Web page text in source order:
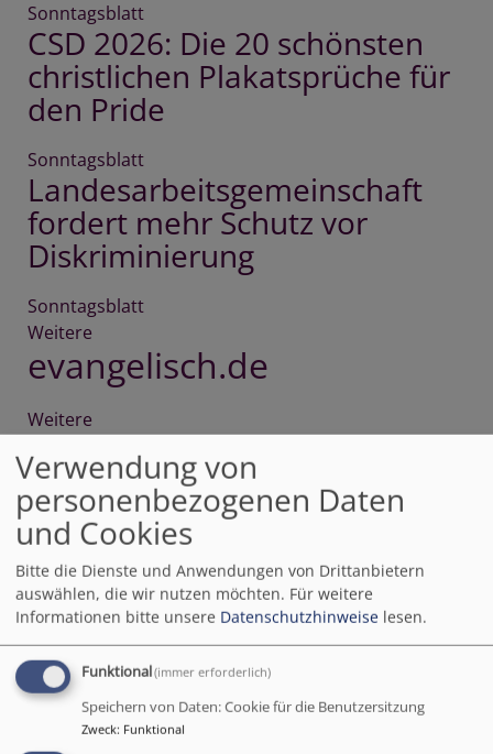
Sonntagsblatt
CSD 2026: Die 20 schönsten
christlichen Plakatsprüche für
den Pride
Sonntagsblatt
Landesarbeitsgemeinschaft
fordert mehr Schutz vor
Diskriminierung
Sonntagsblatt
Weitere
über
Sonntagsblatt
evangelisch.de
Weitere
evangelisch.de
epd Bayern
WeitereArtikel
über
Bayern
Aus der Landeskirche
Christopher Street Day in
Nürnberg: "Wir stehen als
Gesellschaft und als Kirche
zusammen"
Verwendung von
personenbezogenen Daten
und Cookies
Bitte die Dienste und Anwendungen von Drittanbietern
auswählen, die wir nutzen möchten. Für weitere
Informationen bitte unsere Datenschutzhinweise lesen.
Funktional(immer erforderlich)
Speichern von Daten: Cookie für die Benutzersitzung
Zweck: Funktional